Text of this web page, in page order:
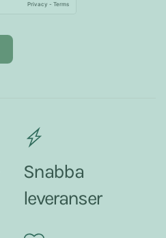
Snabba
leveranser